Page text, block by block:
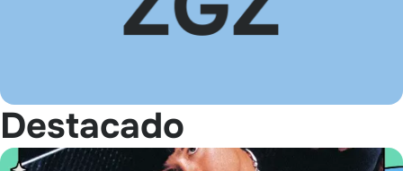
Destacado